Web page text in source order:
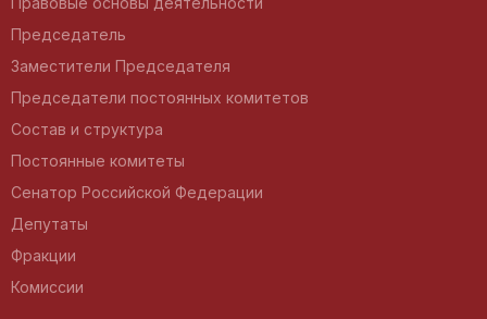
Председатель
Заместители Председателя
Председатели постоянных комитетов
Состав и структура
Постоянные комитеты
Сенатор Российской Федерации
Депутаты
Фракции
Комиссии